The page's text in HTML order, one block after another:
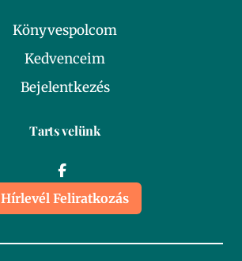
Könyvespolcom
Kedvenceim
Bejelentkezés
Tarts velünk
Hírlevél Feliratkozás